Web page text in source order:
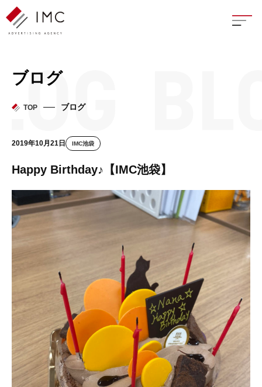
座談
イン
フェ
ブログ
TOP ブログ
2019年10月21日 IMC池袋
Happy Birthday♪【IMC池袋】